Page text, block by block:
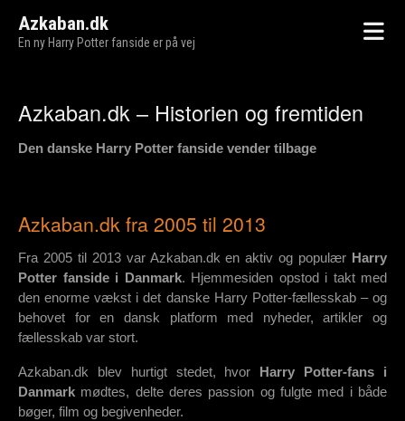
Azkaban.dk
En ny Harry Potter fanside er på vej
Azkaban.dk – Historien og fremtiden
Den danske Harry Potter fanside vender tilbage
Azkaban.dk fra 2005 til 2013
Fra 2005 til 2013 var Azkaban.dk en aktiv og populær Harry
Potter fanside i Danmark. Hjemmesiden opstod i takt med
den enorme vækst i det danske Harry Potter-fællesskab – og
behovet for en dansk platform med nyheder, artikler og
fællesskab var stort.
Azkaban.dk blev hurtigt stedet, hvor Harry Potter-fans i
Danmark mødtes, delte deres passion og fulgte med i både
bøger, film og begivenheder.